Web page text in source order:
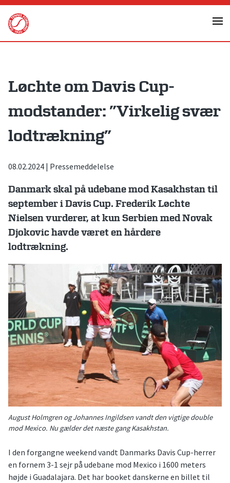
Skip
content
Løchte om Davis Cup-
modstander: ”Virkelig svær
lodtrækning”
08.02.2024 | Pressemeddelelse
Danmark skal på udebane mod Kasakhstan til
september i Davis Cup. Frederik Løchte
Nielsen vurderer, at kun Serbien med Novak
Djokovic havde været en hårdere
lodtrækning.
August Holmgren og Johannes Ingildsen vandt den vigtige double
mod Mexico. Nu gælder det næste gang Kasakhstan.
I den forgangne weekend vandt Danmarks Davis Cup-herrer
en fornem 3-1 sejr på udebane mod Mexico i 1600 meters
højde i Guadalajara. Det har booket danskerne en billet til